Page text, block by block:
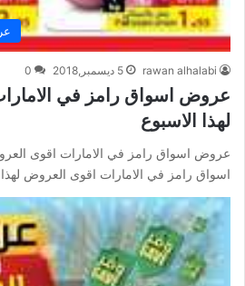
rawan alhalabi 5 ديسمبر,2018 0
عروض اسواق رامز في
لهذا الاسبوع
عروض اسواق رامز في الامارات اقوى
اسواق رامز في الامارات اقوى العروض